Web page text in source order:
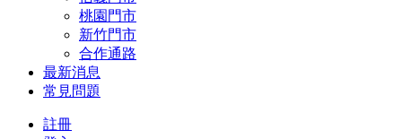
桃園門市
新竹門市
合作通路
最新消息
常見問題
註冊